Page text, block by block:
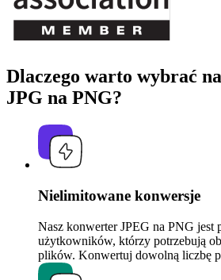
Dlaczego warto wybrać
JPG na PNG?
Nielimitowane konwersje
Nasz konwerter JPEG na PNG jest
użytkowników, którzy potrzebują
plików. Konwertuj dowolną liczbę